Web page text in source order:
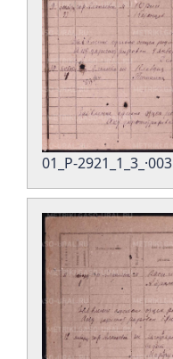
01_Р-2921_1_3_·003